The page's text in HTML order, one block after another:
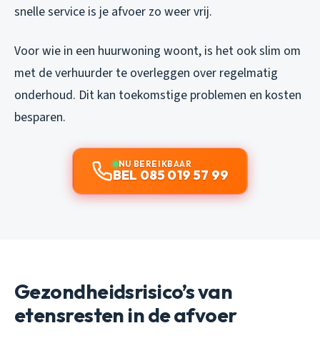
snelle service is je afvoer zo weer vrij.
Voor wie in een huurwoning woont, is het ook slim om
met de verhuurder te overleggen over regelmatig
onderhoud. Dit kan toekomstige problemen en kosten
besparen.
NU BEREIKBAAR
BEL 085 019 57 99
Gezondheidsrisico’s van
etensresten in de afvoer